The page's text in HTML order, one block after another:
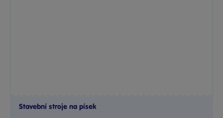
Stavební stroje na písek